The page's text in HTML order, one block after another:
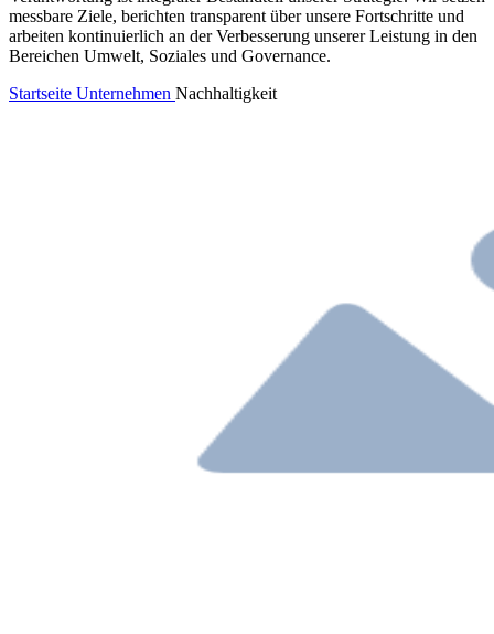
messbare Ziele, berichten transparent über unsere Fortschritte und
arbeiten kontinuierlich an der Verbesserung unserer Leistung in den
Bereichen Umwelt, Soziales und Governance.
Startseite Unternehmen Nachhaltigkeit